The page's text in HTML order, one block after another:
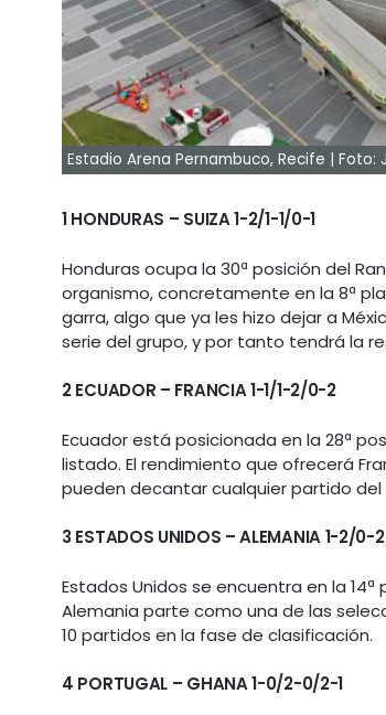
Estadio Arena Pernambuco, Recife | Foto:
1 HONDURAS – SUIZA 1-2/1-1/0-1
Honduras ocupa la 30ª posición del
organismo, concretamente en la 8ª
garra, algo que ya les hizo dejar a
serie del grupo, y por tanto tendrá la
2 ECUADOR – FRANCIA 1-1/1-2/0-2
Ecuador está posicionada en la 28ª
listado. El rendimiento que ofrecerá
pueden decantar cualquier partido del
3 ESTADOS UNIDOS – ALEMANIA 1-2/0-
Estados Unidos se encuentra en la 14ª
Alemania parte como una de las
10 partidos en la fase de clasificación.
4 PORTUGAL – GHANA 1-0/2-0/2-1